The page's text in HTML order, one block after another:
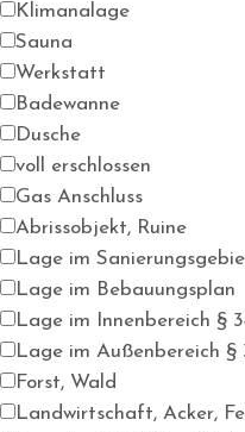
Klimanalage
Sauna
Werkstatt
Badewanne
Dusche
voll erschlossen
Gas Anschluss
Abrissobjekt, Ruine
Lage im
Lage im Bebauungsplan
Lage im Innenbereich §
Lage im Außenbereich §
Forst, Wald
Landwirtschaft, Acker,